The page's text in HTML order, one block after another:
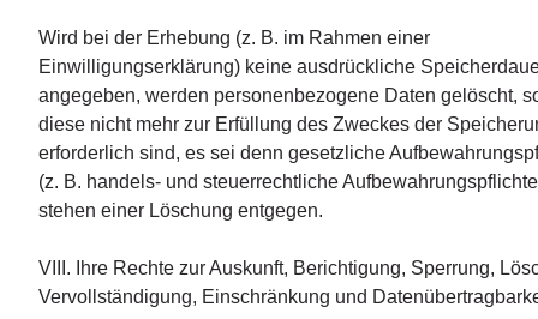
Wird bei der Erhebung (z. B. im Rahmen einer
Einwilligungserklärung) keine ausdrückliche
angegeben, werden personenbezogene Daten gelöscht,
diese nicht mehr zur Erfüllung des Zweckes der
erforderlich sind, es sei denn gesetzliche
(z. B. handels- und steuerrechtliche
stehen einer Löschung entgegen.
VIII. Ihre Rechte zur Auskunft, Berichtigung, Sperrung,
Vervollständigung, Einschränkung und